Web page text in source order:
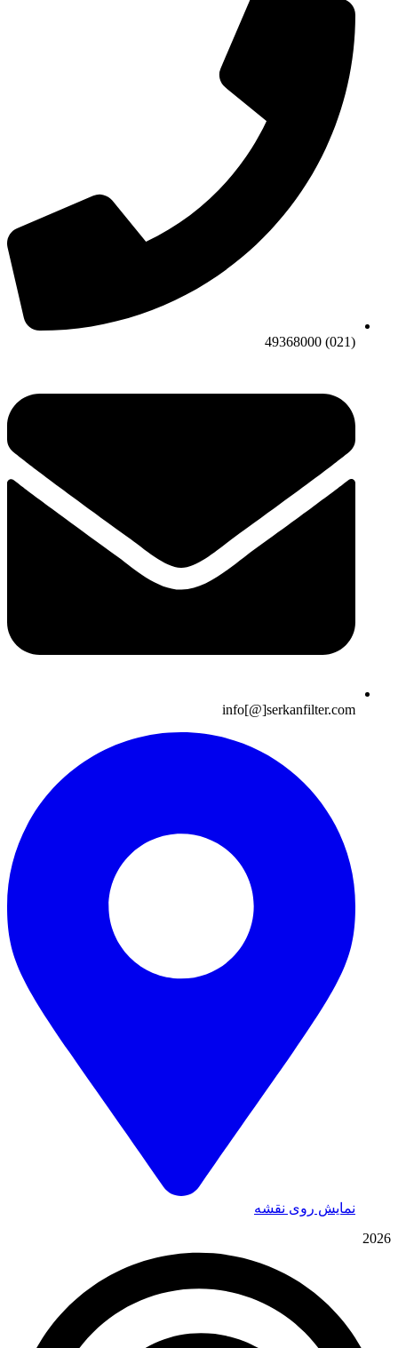
(021) 49368000
info[@]serkanfilter.com
نمایش روی نقشه
2026